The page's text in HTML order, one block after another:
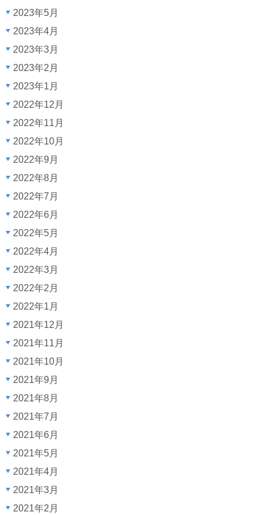
2023年5月
2023年4月
2023年3月
2023年2月
2023年1月
2022年12月
2022年11月
2022年10月
2022年9月
2022年8月
2022年7月
2022年6月
2022年5月
2022年4月
2022年3月
2022年2月
2022年1月
2021年12月
2021年11月
2021年10月
2021年9月
2021年8月
2021年7月
2021年6月
2021年5月
2021年4月
2021年3月
2021年2月